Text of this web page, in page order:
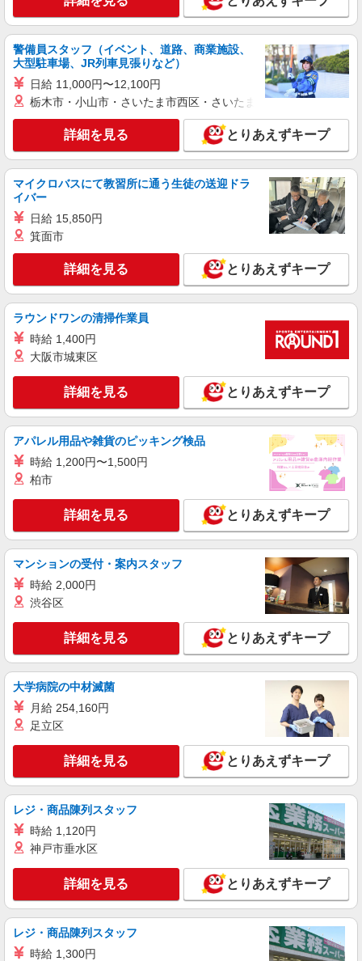
警備員スタッフ（イベント、道路、商業施設、
大型駐車場、JR列車見張りなど）
日給 11,000円〜12,100円
栃木市・小山市・さいたま市西区・さいたま市岩槻区・久喜市・
詳細を見る とりあえずキープ
マイクロバスにて教習所に通う生徒の送迎ドラ
イバー
日給 15,850円
箕面市
詳細を見る とりあえずキープ
ラウンドワンの清掃作業員
時給 1,400円
大阪市城東区
詳細を見る とりあえずキープ
アパレル用品や雑貨のピッキング検品
時給 1,200円〜1,500円
柏市
詳細を見る とりあえずキープ
マンションの受付・案内スタッフ
時給 2,000円
渋谷区
詳細を見る とりあえずキープ
大学病院の中材滅菌
月給 254,160円
足立区
詳細を見る とりあえずキープ
レジ・商品陳列スタッフ
時給 1,120円
神戸市垂水区
詳細を見る とりあえずキープ
レジ・商品陳列スタッフ
時給 1,300円